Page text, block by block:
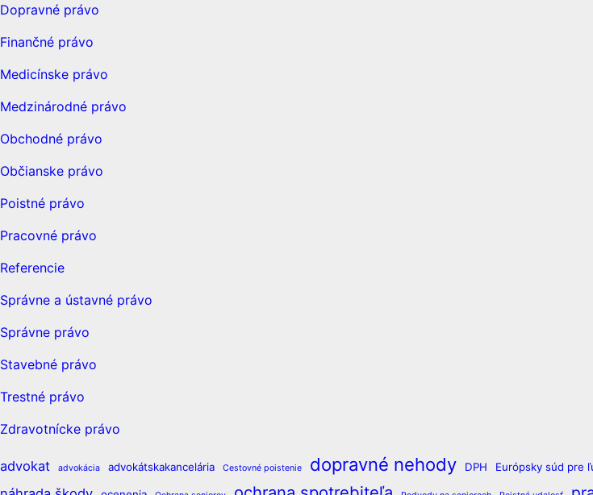
Dopravné právo
Finančné právo
Medicínske právo
Medzinárodné právo
Obchodné právo
Občianske právo
Poistné právo
Pracovné právo
Referencie
Správne a ústavné právo
Správne právo
Stavebné právo
Trestné právo
Zdravotnícke právo
advokat advokácia advokátskakancelária Cestovné poistenie dopravné nehody DPH Európsky súd pre